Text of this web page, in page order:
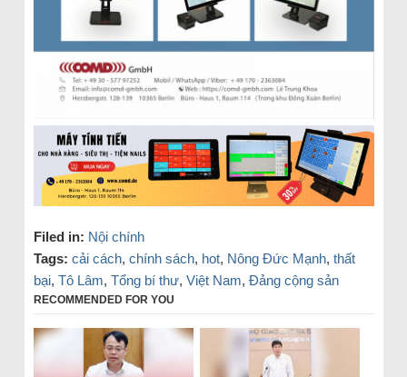
Filed in: Nội chính
Tags: cải cách, chính sách, hot, Nông Đức Mạnh, thất
bại, Tô Lâm, Tổng bí thư, Việt Nam, Đảng cộng sản
RECOMMENDED FOR YOU